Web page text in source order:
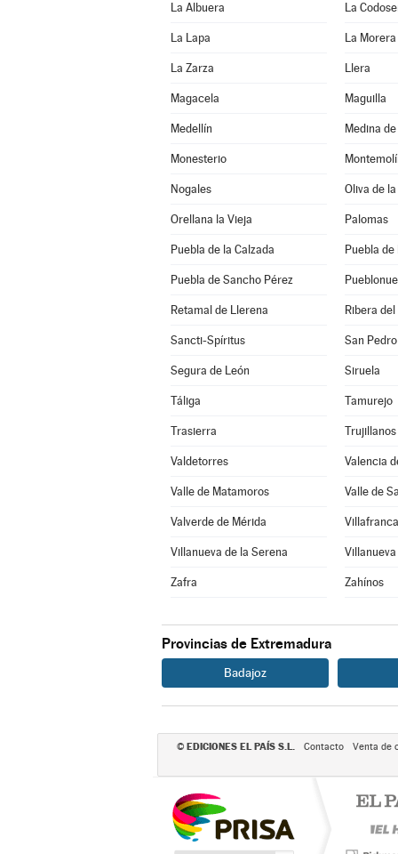
La Albuera La
La Lapa La Morera
La Zarza Llera
Magacela Maguilla
Medellín Medina
Monesterio
Nogales Oliva de
Orellana la Vieja Palomas
Puebla de la Calzada Puebla de
Puebla de Sancho Pérez
Retamal de Llerena Ribera del
Sancti-Spíritus San
Segura de León Siruela
Táliga Tamurejo
Trasierra Trujillanos
Valdetorres Valencia
Valle de Matamoros Valle de
Valverde de Mérida
Villanueva de la Serena
Zafra Zahínos
Provincias de Extremadura
Badajoz
© EDICIONES EL PAÍS S.L. Contacto Venta de